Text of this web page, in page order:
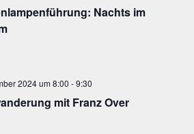
Nachts im
mit Franz Over
2024 um 8:00 -9:30